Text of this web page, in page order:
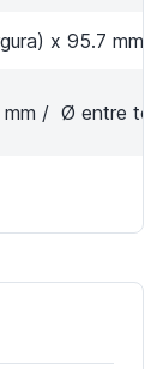
x 95.7 mm
mm / Ø entre